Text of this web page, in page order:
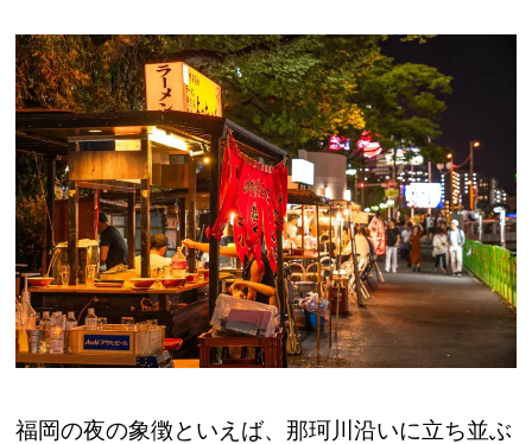
福岡の夜の象徴といえば、那珂川沿いに立ち並ぶ